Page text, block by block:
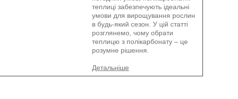
теплиці забезпечують ідеальні
умови для вирощування рослин
в будь-який сезон. У цій статті
розглянемо, чому обрати
теплицю з полікарбонату – це
розумне рішення.